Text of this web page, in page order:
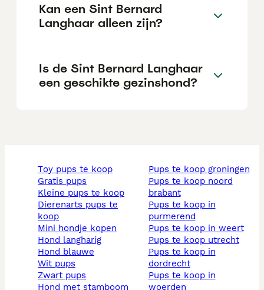
Kan een Sint Bernard
Langhaar alleen zijn?
Is de Sint Bernard Langhaar
een geschikte gezinshond?
toy pups te koop
gratis pups
kleine pups te koop
dierenarts pups te
koop
mini hondje kopen
hond langharig
hond blauwe
wit pups
zwart pups
hond met stamboom
pups te koop groningen
pups te koop noord
brabant
pups te koop in
purmerend
pups te koop in weert
pups te koop utrecht
pups te koop in
dordrecht
pups te koop in
woerden